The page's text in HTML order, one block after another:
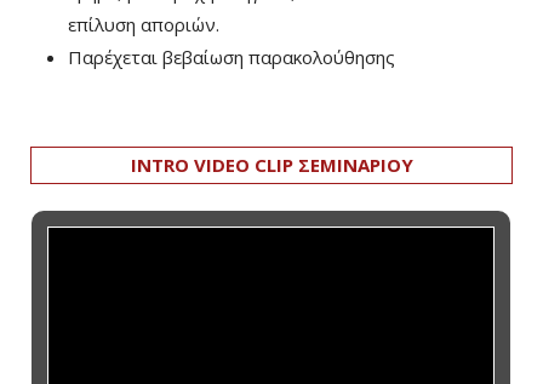
επίλυση αποριών.
Παρέχεται βεβαίωση παρακολούθησης
INTRO VIDEO CLIP ΣΕΜΙΝΑΡΙΟΥ